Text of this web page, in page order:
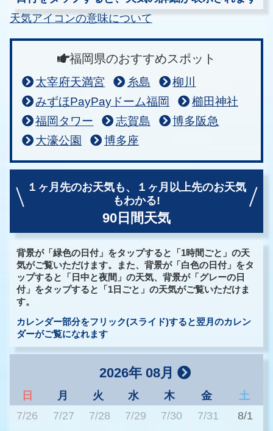
天気アイコンの意味について
福岡県のおすすめスポット
太宰府天満宮 糸島
柳川
みずほPayPayドーム福岡
櫛田神社
福岡タワー
志賀島
博多阪急
大濠公園
博多座
１ヶ月先のお天気も、
１ヶ月以上先のお天気
もわかる!
90日間天気
背景が「緑色の日付」をタップすると「1時間ごと」の天
気がご覧いただけます。また、背景が「白色の日付」をタ
ップすると「日中と夜間」の天気、背景が「グレーの日
付」をタップすると「1日ごと」の天気がご覧いただけま
す。
カレンダー部分をフリック(スライド)すると翌月のカレン
ダーがご覧になれます
2026年 08月
日 月 火 水 木 金
土
7/26
7/27 7/28 7/29 7/30 7/31 8/1